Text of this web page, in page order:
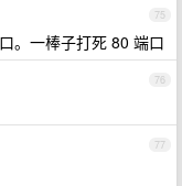
75
。一棒子打死 80 端口
76
77